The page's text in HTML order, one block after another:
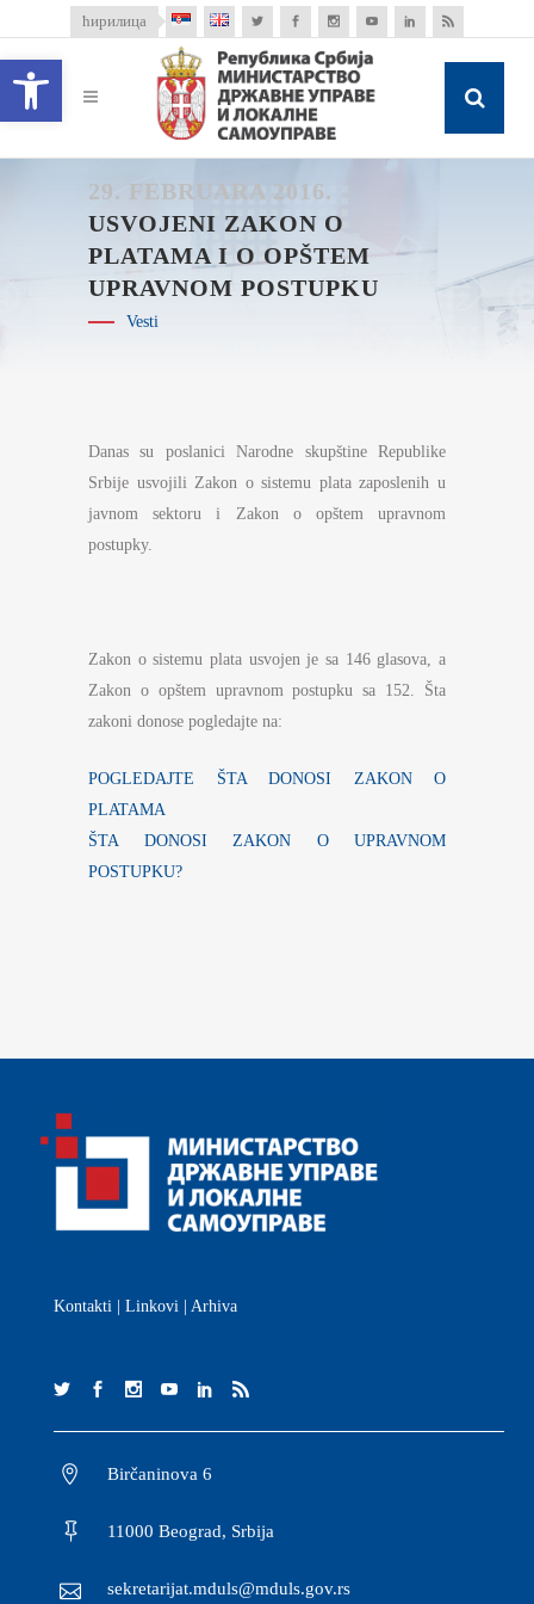
Open toolbar
ћирилица
29. FEBRUARA 2016.
USVOJENI ZAKON O
PLATAMA I O OPŠTEM
UPRAVNOM POSTUPKU
Vesti
Danas su poslanici Narodne skupštine Republike
Srbije usvojili Zakon o sistemu plata zaposlenih u
javnom sektoru i Zakon o opštem upravnom
postupky.
Zakon o sistemu plata usvojen je sa 146 glasova, a
Zakon o opštem upravnom postupku sa 152. Šta
zakoni donose pogledajte na:
POGLEDAJTE ŠTA DONOSI ZAKON O
PLATAMA
ŠTA DONOSI ZAKON O UPRAVNOM
POSTUPKU?
Kontakti Linkovi Arhiva
Birčaninova 6
11000 Beograd, Srbija
sekretarijat.mduls@mduls.gov.rs